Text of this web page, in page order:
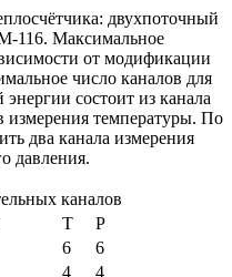
двухпоточный
116. Максимальное
от модификации
число каналов для
состоит из канала
измерения температуры. По
два канала измерения
давления.
каналов
Т
Р
6
6
4
4